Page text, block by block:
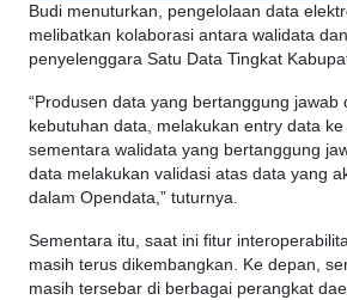
Budi menuturkan, pengelolaan data
melibatkan kolaborasi antara walidata
penyelenggara Satu Data Tingkat
“Produsen data yang bertanggung jawab
kebutuhan data, melakukan entry data
sementara walidata yang bertanggung
data melakukan validasi atas data yang
dalam Opendata,” tuturnya.
Sementara itu, saat ini fitur
masih terus dikembangkan. Ke depan,
masih tersebar di berbagai perangkat